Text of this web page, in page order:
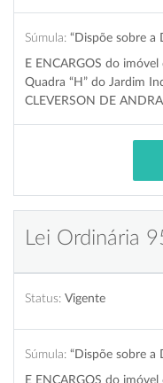
Súmula: “Dispõe sobre a
E ENCARGOS do
Quadra “H” do Jardim
CLEVERSON DE
Lei Ordinária
Status: Vigente
Súmula: “Dispõe sobre a
E ENCARGOS do